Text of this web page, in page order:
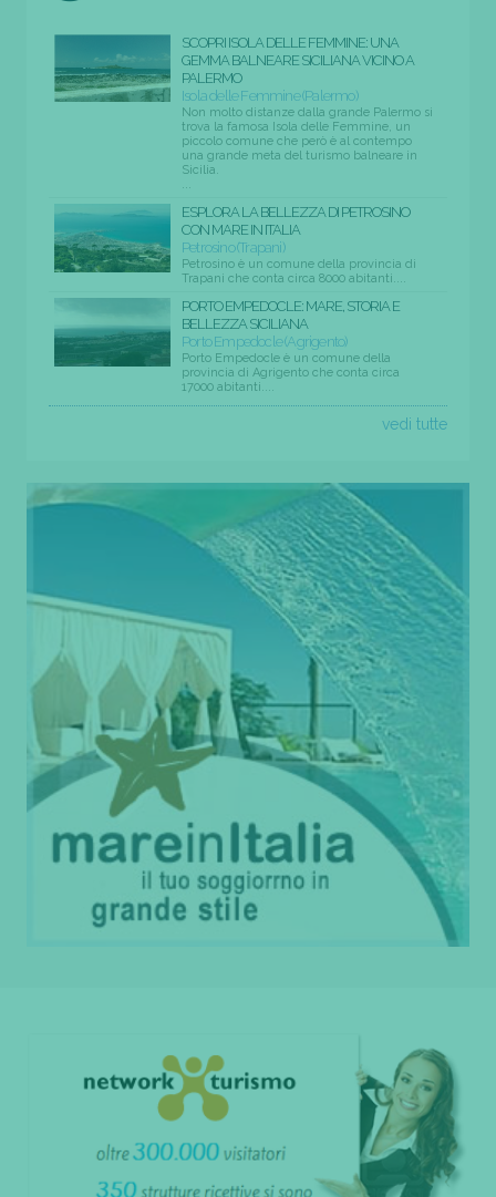
SCOPRI ISOLA DELLE FEMMINE: UNA
GEMMA BALNEARE SICILIANA VICINO A
PALERMO
Isola delle Femmine (Palermo)
Non molto distanze dalla grande Palermo si
trova la famosa Isola delle Femmine, un
piccolo comune che però è al contempo
una grande meta del turismo balneare in
Sicilia.
...
ESPLORA LA BELLEZZA DI PETROSINO
CON MARE IN ITALIA
Petrosino (Trapani)
Petrosino è un comune della provincia di
Trapani che conta circa 8000 abitanti....
PORTO EMPEDOCLE: MARE, STORIA E
BELLEZZA SICILIANA
Porto Empedocle (Agrigento)
Porto Empedocle è un comune della
provincia di Agrigento che conta circa
17000 abitanti....
vedi tutte